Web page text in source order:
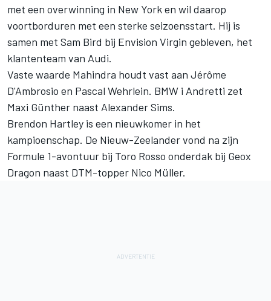
met een overwinning in New York en wil daarop
voortborduren met een sterke seizoensstart. Hij is
samen met Sam Bird bij Envision Virgin gebleven, het
klantenteam van Audi.
Vaste waarde Mahindra houdt vast aan Jérôme
D'Ambrosio en Pascal Wehrlein. BMW i Andretti zet
Maxi Günther naast Alexander Sims.
Brendon Hartley is een nieuwkomer in het
kampioenschap. De Nieuw-Zeelander vond na zijn
Formule 1-avontuur bij Toro Rosso onderdak bij Geox
Dragon naast DTM-topper Nico Müller.